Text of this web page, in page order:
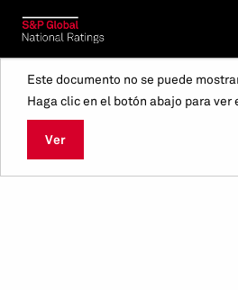
Este documento no se puede
Haga clic en el botón abajo para ver
Ver